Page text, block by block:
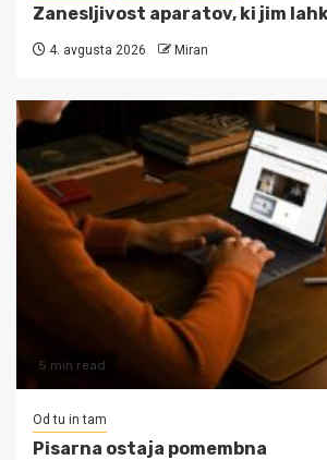
Zanesljivost aparatov, ki jim
4. avgusta 2026 Miran
5 min read
Od tu in tam
Pisarna ostaja pomembna